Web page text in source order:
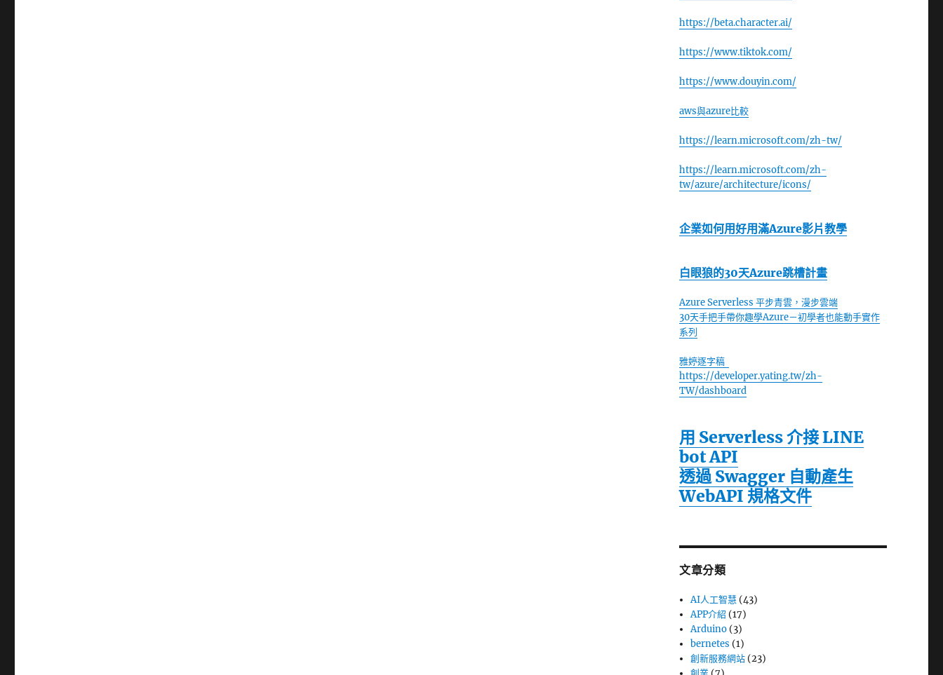
https://beta.character.ai/
https://www.tiktok.com/
https://www.douyin.com/
aws與azure比較
https://learn.microsoft.com/zh-tw/
https://learn.microsoft.com/zh-
tw/azure/architecture/icons/
企業如何用好用滿Azure影片教學
白眼狼的30天Azure跳槽計畫
Azure Serverless 平步青雲，漫步雲端
30天手把手帶你趣學Azure－初學者也能動手實作
系列
雅婷逐字稿
https://developer.yating.tw/zh-
TW/dashboard
用 Serverless 介接 LINE
bot API
透過 Swagger 自動產生
WebAPI 規格文件
文章分類
AI人工智慧 (43)
APP介紹 (17)
Arduino (3)
bernetes (1)
創新服務網站 (23)